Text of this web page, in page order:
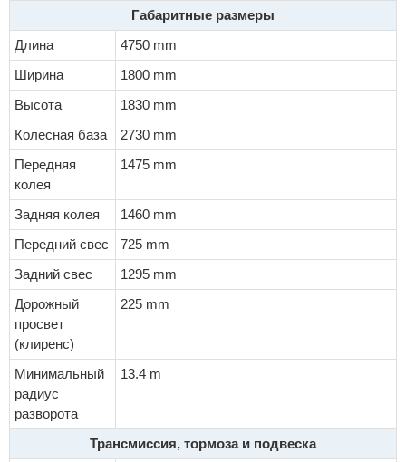
Габаритные размеры
Длина
4750 mm
Ширина
1800 mm
Высота
1830 mm
Колесная база
2730 mm
Передняя
колея
1475 mm
Задняя колея
1460 mm
Передний свес
725 mm
Задний свес
1295 mm
Дорожный
просвет
(клиренс)
225 mm
Минимальный
радиус
разворота
13.4 m
Трансмиссия, тормоза и подвеска